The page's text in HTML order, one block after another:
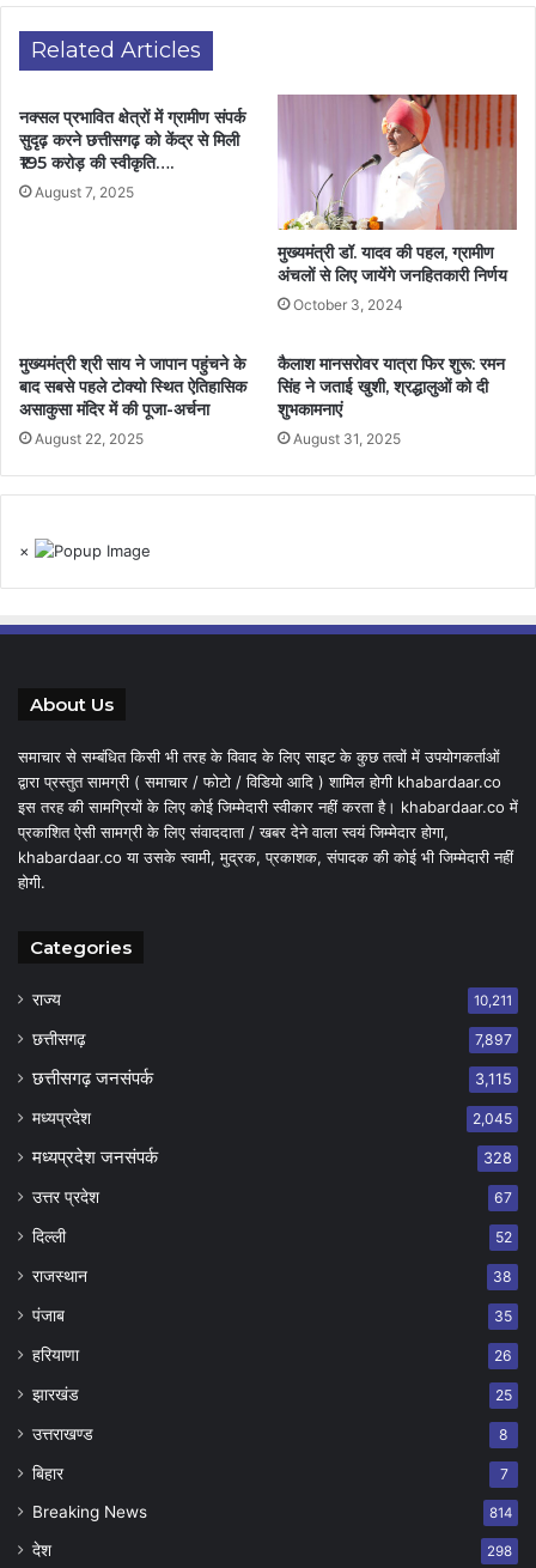
Related Articles
नक्सल प्रभावित क्षेत्रों में ग्रामीण संपर्क
सुदृढ़ करने छत्तीसगढ़ को केंद्र से मिली
₹195 करोड़ की स्वीकृति….
August 7, 2025
मुख्यमंत्री डॉ. यादव की पहल, ग्रामीण
अंचलों से लिए जायेंगे जनहितकारी निर्णय
October 3, 2024
मुख्यमंत्री श्री साय ने जापान पहुंचने के
बाद सबसे पहले टोक्यो स्थित ऐतिहासिक
असाकुसा मंदिर में की पूजा-अर्चना
August 22, 2025
कैलाश मानसरोवर यात्रा फिर शुरू: रमन
सिंह ने जताई खुशी, श्रद्धालुओं को दी
शुभकामनाएं
August 31, 2025
×
About Us
समाचार से सम्बंधित किसी भी तरह के विवाद के लिए साइट के कुछ तत्वों में उपयोगकर्ताओं
द्वारा प्रस्तुत सामग्री ( समाचार / फोटो / विडियो आदि ) शामिल होगी khabardaar.co
इस तरह की सामग्रियों के लिए कोई जिम्मेदारी स्वीकार नहीं करता है। khabardaar.co में
प्रकाशित ऐसी सामग्री के लिए संवाददाता / खबर देने वाला स्वयं जिम्मेदार होगा,
khabardaar.co या उसके स्वामी, मुद्रक, प्रकाशक, संपादक की कोई भी जिम्मेदारी नहीं
होगी.
Categories
राज्य 10,211
छत्तीसगढ़ 7,897
छत्तीसगढ़ जनसंपर्क 3,115
मध्यप्रदेश 2,045
मध्यप्रदेश जनसंपर्क 328
उत्तर प्रदेश 67
दिल्ली 52
राजस्थान 38
पंजाब 35
हरियाणा 26
झारखंड 25
उत्तराखण्ड 8
बिहार 7
Breaking News 814
देश 298